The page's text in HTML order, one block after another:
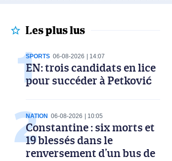
Les plus lus
SPORTS 06-08-2026 14:07
EN: trois candidats en lice
pour succéder à Petković
NATION 06-08-2026 10:05
Constantine : six morts et
19 blessés dans le
renversement d’un bus de